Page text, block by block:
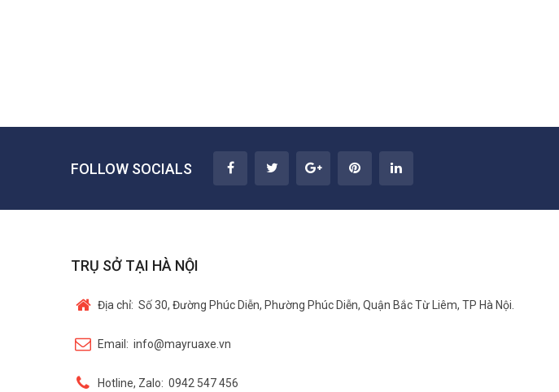
FOLLOW SOCIALS
TRỤ SỞ TẠI HÀ NỘI
Địa chỉ: Số 30, Đường Phúc Diễn, Phường Phúc Diễn, Quận Bắc Từ Liêm, TP Hà Nội.
Email: info@mayruaxe.vn
Hotline, Zalo: 0942 547 456